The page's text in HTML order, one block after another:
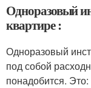
Одноразовый
квартире :
Одноразовый
под собой
понадобится. Это: